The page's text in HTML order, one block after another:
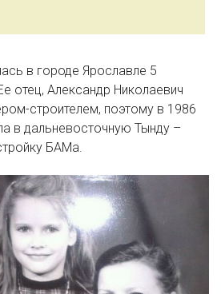
в городе Ярославле 5
отец, Александр Николаевич
строителем, поэтому в 1986
в дальневосточную Тынду –
БАМа.